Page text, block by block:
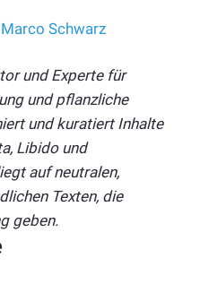
Marco Schwarz
und Experte für
und pflanzliche
und kuratiert Inhalte
Libido und
auf neutralen,
Texten, die
geben.